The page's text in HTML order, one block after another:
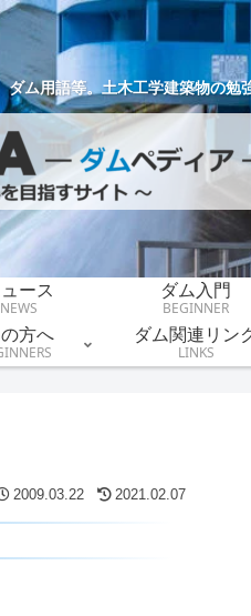
ム用語等。土木工学建築物の勉
ース
ダム入門
BEGINNER
方へ
ダム関連リン
LINKS
2009.03.22 2021.02.07